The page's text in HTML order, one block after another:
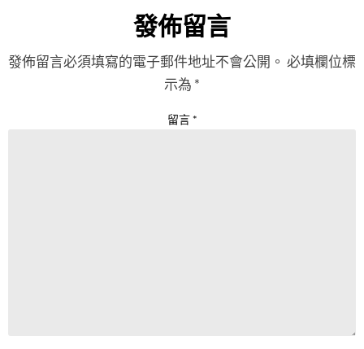
發佈留言
發佈留言必須填寫的電子郵件地址不會公開。 必填欄位標
示為 *
留言 *